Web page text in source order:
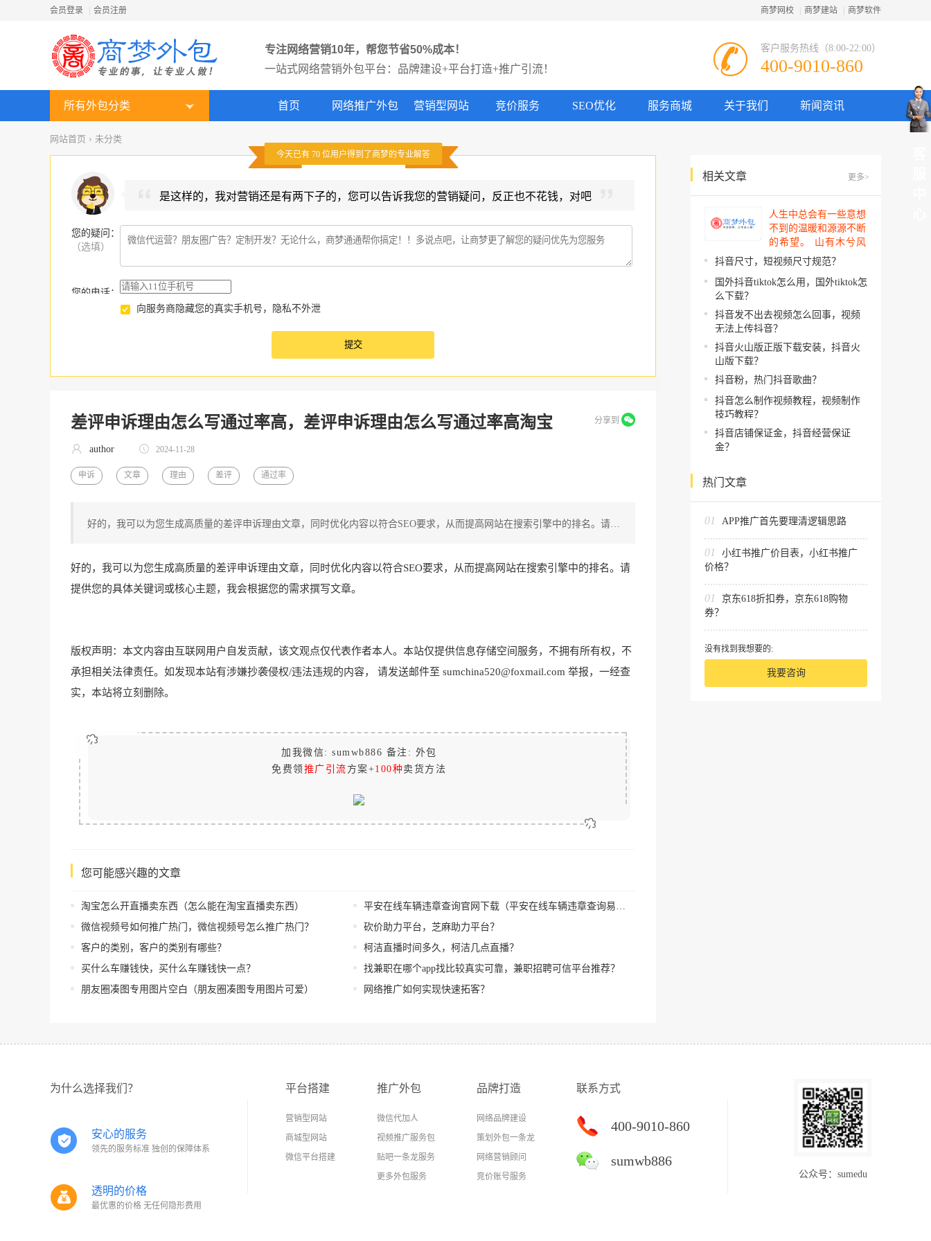
会员登录 会员注册 商梦网校 商梦建站 商梦软件
专注网络营销10年，帮您节省50%成本！
一站式网络营销外包平台：品牌建设+平台打造+推广引流！
客户服务热线（8:00-22:00）
400-9010-860
所有外包分类 首页 网络推广外包 营销型网站 竞价服务 SEO优化 服务商城 关于我们 新闻资讯
网站首页 › 未分类
今天已有 70位用户得到了商梦的专业解答
是这样的，我对营销还是有两下子的，您可以告诉我您的营销疑问，反正也不花钱，对吧
您的疑问
（选填）
：
您的电话：
向服务商隐藏您的真实手机号，隐私不外泄
差评申诉理由怎么写通过率高，差评申诉理由怎么写通过率高淘宝 分享到
author 2024-11-28
申诉 文章 理由 差评 通过率
好的，我可以为您生成高质量的差评申诉理由文章，同时优化内容以符合SEO要求，从而提高网站在搜索引擎中的排名。请…
好的，我可以为您生成高质量的差评申诉理由文章，同时优化内容以符合SEO要求，从而提高网站在搜索引擎中的排名。请
提供您的具体关键词或核心主题，我会根据您的需求撰写文章。
版权声明：本文内容由互联网用户自发贡献，该文观点仅代表作者本人。本站仅提供信息存储空间服务，不拥有所有权，不
承担相关法律责任。如发现本站有涉嫌抄袭侵权/违法违规的内容， 请发送邮件至 sumchina520@foxmail.com 举报，一经查
实，本站将立刻删除。
加我微信: sumwb886 备注: 外包
免费领 推广引流 方案+100种卖货方法
您可能感兴趣的文章
淘宝怎么开直播卖东西（怎么能在淘宝直播卖东西）
微信视频号如何推广热门，微信视频号怎么推广热门？
客户的类别，客户的类别有哪些？
买什么车赚钱快，买什么车赚钱快一点？
朋友圈凑图专用图片空白（朋友圈凑图专用图片可爱）
平安在线车辆违章查询官网下载（平安在线车辆违章查询易车行）
砍价助力平台，芝麻助力平台？
柯洁直播时间多久，柯洁几点直播？
找兼职在哪个app找比较真实可靠，兼职招聘可信平台推荐？
网络推广如何实现快速拓客？
相关文章 更多>
人生中总会有一些意想
不到的温暖和源源不断
的希望。 山有木兮风
吹过，你的心思我都明
你。 你建起…
抖音尺寸，短视频尺寸规范？
国外抖音tiktok怎么用，国外tiktok怎
么下载？
抖音发不出去视频怎么回事，视频
无法上传抖音？
抖音火山版正版下载安装，抖音火
山版下载？
抖音粉，热门抖音歌曲？
抖音怎么制作视频教程，视频制作
技巧教程？
抖音店铺保证金，抖音经营保证
金？
热门文章
01 APP推广首先要理清逻辑思路
01
小红书推广价目表，小红书推广
价格？
01
京东618折扣券，京东618购物
券？
没有找到我想要的:
我要咨询
为什么选择我们？
安心的服务
领先的服务标准 独创的保障体系
透明的价格
最优惠的价格 无任何隐形费用
平台搭建
营销型网站
商城型网站
微信平台搭建
推广外包
微信代加人
视频推广服务包
贴吧一条龙服务
更多外包服务
品牌打造
网络品牌建设
策划外包一条龙
网络营销顾问
竞价账号服务
联系方式
400-9010-860
sumwb886
公众号：sumedu